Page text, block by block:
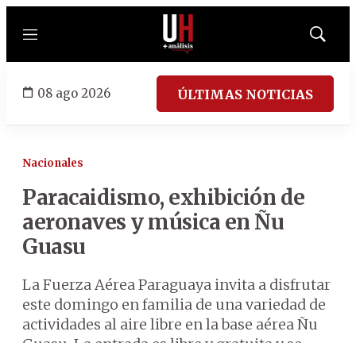
Menú
Mostrar
08 ago 2026 ÚLTIMAS NOTICIAS
Nacionales
Paracaidismo, exhibición de
aeronaves y música en Ñu
Guasu
La Fuerza Aérea Paraguaya invita a disfrutar
este domingo en familia de una variedad de
actividades al aire libre en la base aérea Ñu